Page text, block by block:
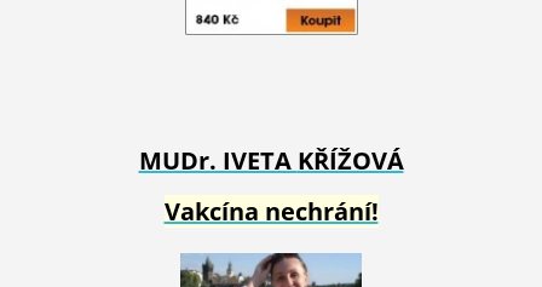
MUDr. IVETA KŘÍŽOVÁ
Vakcína nechrání!